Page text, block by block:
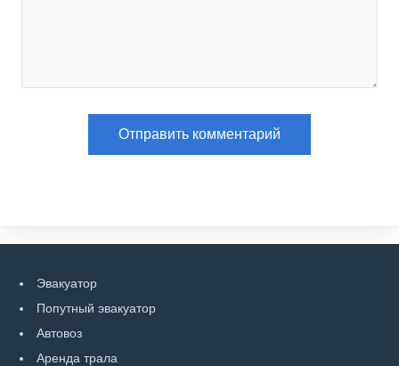
Эвакуатор
Попутный эвакуатор
Автовоз
Аренда трала